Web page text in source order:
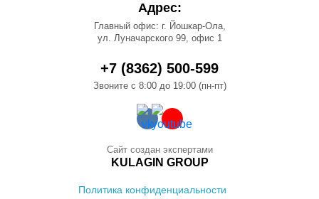
Адрес:
Главный офис: г. Йошкар-Ола,
ул. Луначарского 99, офис 1
+7 (8362) 500-599
Звоните с 8:00 до 19:00 (пн-пт)
Политика конфиденциальности
Сайт создан экспертами
KULAGIN GROUP